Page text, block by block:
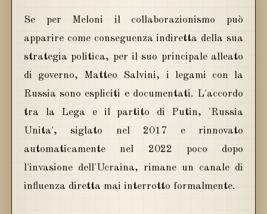
Se per Meloni il collaborazionismo può
apparire come conseguenza indiretta della sua
strategia politica, per il suo principale alleato
di governo, Matteo Salvini, i legami con la
Russia sono espliciti e documentati. L'accordo
tra la Lega e il partito di Putin, 'Russia
Unita', siglato nel 2017 e rinnovato
automaticamente nel 2022 poco dopo
l'invasione dell'Ucraina, rimane un canale di
influenza diretta mai interrotto formalmente.